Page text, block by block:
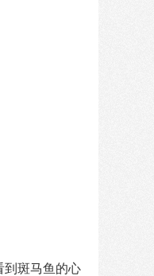
到斑马鱼的心